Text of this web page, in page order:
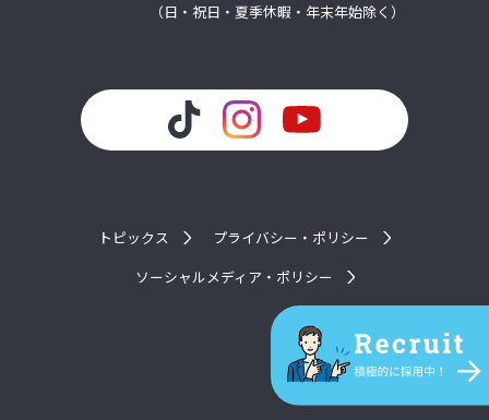
（日・祝日・夏季休暇・年末年始除く）
トピックス
プライバシー・ポリシー
ソーシャルメディア・ポリシー